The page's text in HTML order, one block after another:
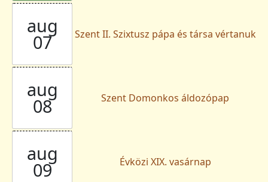
aug
07 Szent II. Szixtusz pápa és társa vértanuk
aug
08 Szent Domonkos áldozópap
aug
09 Évközi XIX. vasárnap